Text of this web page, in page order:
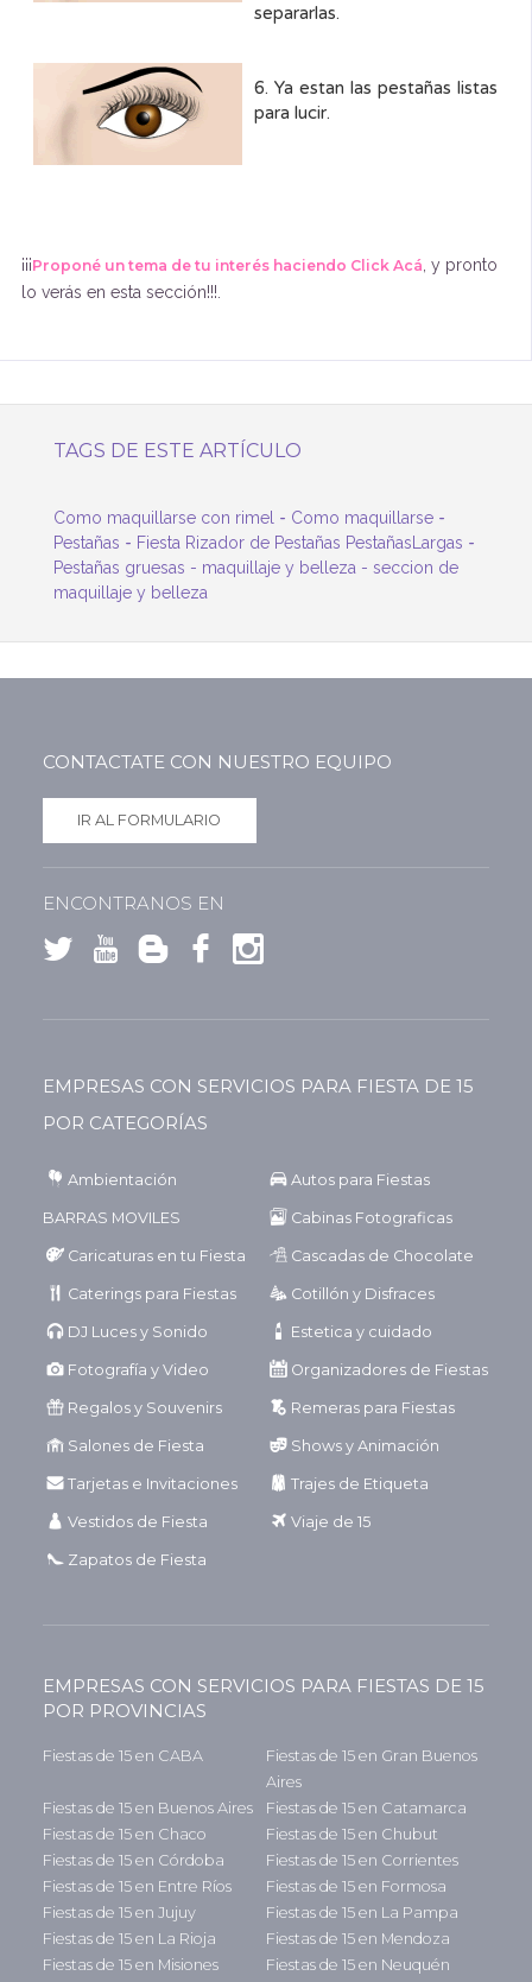
separarlas.
6. Ya estan las pestañas listas
para lucir.
¡¡¡Proponé un tema de tu interés haciendo Click Acá , y pronto
lo verás en esta sección!!!.
TAGS DE ESTE ARTÍCULO
Como maquillarse con rimel - Como maquillarse-
Pestañas - Fiesta Rizador de Pestañas PestañasLargas -
Pestañas gruesas - maquillaje y belleza - seccion de
maquillaje y belleza
CONTACTATE CON NUESTRO EQUIPO
IR AL FORMULARIO
ENCONTRANOS EN
EMPRESAS CON SERVICIOS PARA FIESTA DE 15
POR CATEGORÍAS
Ambientación Autos para Fiestas
BARRAS MOVILES Cabinas Fotograficas
Caricaturas en tu Fiesta Cascadas de Chocolate
Caterings para Fiestas Cotillón y Disfraces
DJ Luces y Sonido Estetica y cuidado
Fotografía y Video Organizadores de Fiestas
Regalos y Souvenirs Remeras para Fiestas
Salones de Fiesta Shows y Animación
Tarjetas e Invitaciones Trajes de Etiqueta
Vestidos de Fiesta Viaje de 15
Zapatos de Fiesta
EMPRESAS CON SERVICIOS PARA FIESTAS DE 15
POR PROVINCIAS
Fiestas de 15 en CABA
Fiestas de 15 en Gran Buenos
Aires
Fiestas de 15 en Buenos Aires
Fiestas de 15 en Catamarca
Fiestas de 15 en Chaco
Fiestas de 15 en Chubut
Fiestas de 15 en Córdoba
Fiestas de 15 en Corrientes
Fiestas de 15 en Entre Ríos
Fiestas de 15 en Formosa
Fiestas de 15 en Jujuy
Fiestas de 15 en La Pampa
Fiestas de 15 en La Rioja
Fiestas de 15 en Mendoza
Fiestas de 15 en Misiones
Fiestas de 15 en Neuquén